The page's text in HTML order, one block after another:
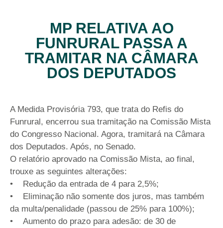
MP RELATIVA AO
FUNRURAL PASSA A
TRAMITAR NA CÂMARA
DOS DEPUTADOS
A Medida Provisória 793, que trata do Refis do
Funrural, encerrou sua tramitação na Comissão Mista
do Congresso Nacional. Agora, tramitará na Câmara
dos Deputados. Após, no Senado.
O relatório aprovado na Comissão Mista, ao final,
trouxe as seguintes alterações:
• Redução da entrada de 4 para 2,5%;
• Eliminação não somente dos juros, mas também
da multa/penalidade (passou de 25% para 100%);
• Aumento do prazo para adesão: de 30 de